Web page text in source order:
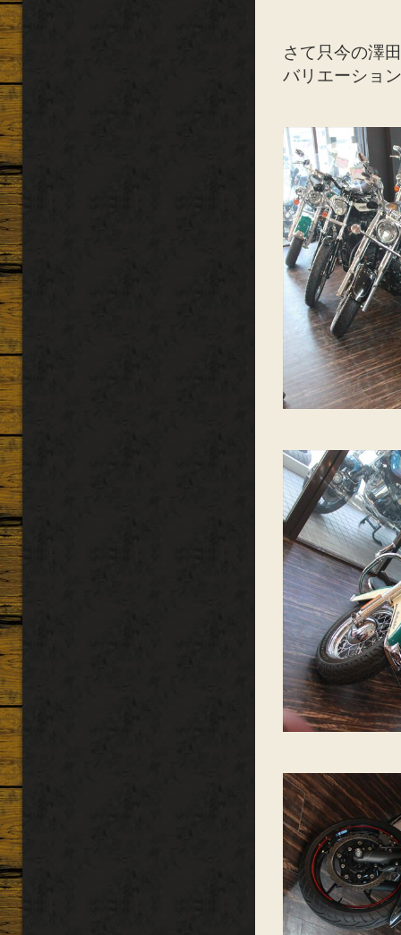
さて只今の澤
バリエーショ